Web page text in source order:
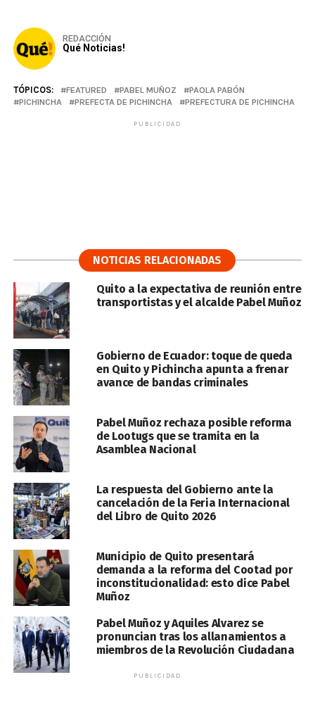
REDACCIÓN
Qué Noticias!
TÓPICOS: FEATURED PABEL MUÑOZ
PAOLA PABÓN
PICHINCHA
PREFECTA DE PICHINCHA PREFECTURA DE PICHINCHA
PUBLICIDAD
NOTICIAS RELACIONADAS
Quito a la expectativa de reunión entre
transportistas y el alcalde Pabel Muñoz
Gobierno de Ecuador: toque de queda
en Quito y Pichincha apunta a frenar
avance de bandas criminales
Pabel Muñoz rechaza posible reforma
de Lootugs que se tramita en la
Asamblea Nacional
La respuesta del Gobierno ante la
cancelación de la Feria Internacional
del Libro de Quito 2026
Municipio de Quito presentará
demanda a la reforma del Cootad por
inconstitucionalidad: esto dice Pabel
Muñoz
Pabel Muñoz y Aquiles Alvarez se
pronuncian tras los allanamientos a
miembros de la Revolución Ciudadana
PUBLICIDAD